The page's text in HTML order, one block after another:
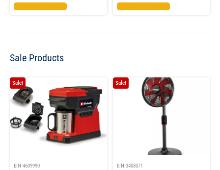
Προσθήκη στο καλάθι Προσθήκη στο καλάθι
Sale Products
Sale!
EIN-4609990
Sale!
EIN-3408071